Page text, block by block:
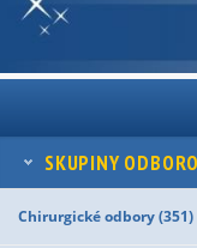
SKUPINY
Chirurgické odbory (351)